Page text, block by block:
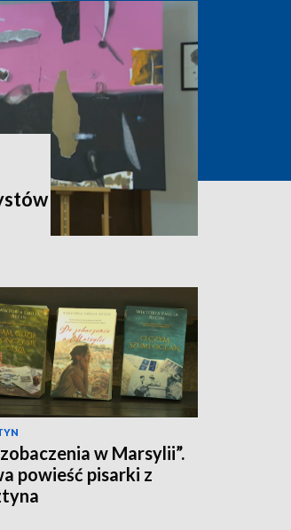
w Marsylii”.
powieść pisarki z